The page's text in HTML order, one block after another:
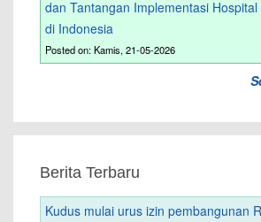
dan Tantangan Implementasi
di Indonesia
Posted on: Kamis, 21-05-2026
Berita Terbaru
Kudus mulai urus izin pembangunan